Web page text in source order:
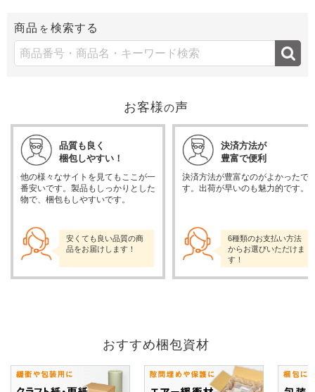
商品 を 検索する
お客様の声
品質も良く
梱包しやすい！
他の様々なサイトを見てもここが一
番安いです。製品もしっかりとした
物で、梱包もしやすいです。
安くても良い品質の商
品をお届けします！
決済方法が
豊富で便利
決済方法が豊富なのがよかったで
す。出荷が早いのも魅力的です。
6種類のお支払い方法
からお選びいただけま
す！
おすすめ梱包資材